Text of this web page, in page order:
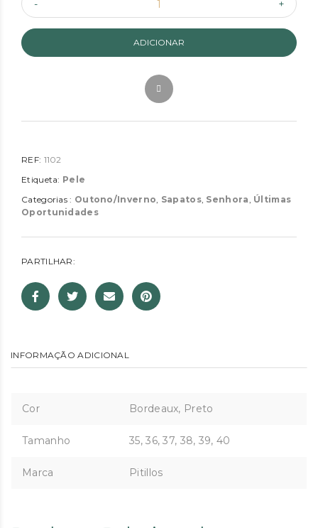
ADICIONAR
REF: 1102
Etiqueta: Pele
Categorias : Outono/Inverno, Sapatos, Senhora, Últimas
Oportunidades
PARTILHAR:
INFORMAÇÃO ADICIONAL
Cor Bordeaux, Preto
Tamanho 35, 36, 37, 38, 39, 40
Marca Pitillos